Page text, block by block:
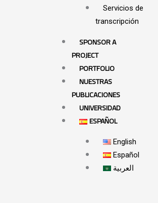
Servicios de
transcripción
SPONSOR A
PROJECT
PORTFOLIO
NUESTRAS
PUBLICACIONES
UNIVERSIDAD
ESPAÑOL
English
Español
العربية